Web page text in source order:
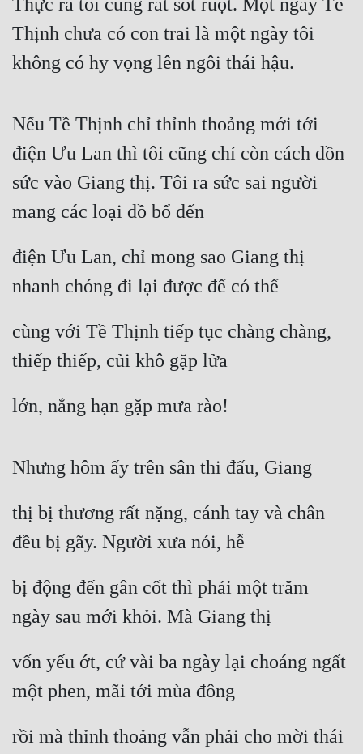
Thực ra tôi cũng rất sốt ruột. Một ngày Tề
Thịnh chưa có con trai là một ngày tôi
không có hy vọng lên ngôi thái hậu.
Nếu Tề Thịnh chỉ thỉnh thoảng mới tới
điện Ưu Lan thì tôi cũng chỉ còn cách dồn
sức vào Giang thị. Tôi ra sức sai người
mang các loại đồ bổ đến
điện Ưu Lan, chỉ mong sao Giang thị
nhanh chóng đi lại được để có thể
cùng với Tề Thịnh tiếp tục chàng chàng,
thiếp thiếp, củi khô gặp lửa
lớn, nắng hạn gặp mưa rào!
Nhưng hôm ấy trên sân thi đấu, Giang
thị bị thương rất nặng, cánh tay và chân
đều bị gãy. Người xưa nói, hễ
bị động đến gân cốt thì phải một trăm
ngày sau mới khỏi. Mà Giang thị
vốn yếu ớt, cứ vài ba ngày lại choáng ngất
một phen, mãi tới mùa đông
rồi mà thỉnh thoảng vẫn phải cho mời thái